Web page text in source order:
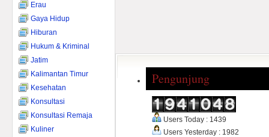
Erau
Gaya Hidup
Hiburan
Hukum & Kriminal
Jatim
Kalimantan Timur
Kesehatan
Konsultasi
Konsultasi Remaja
Kuliner
Pengunjung
Users Today : 1439
Users Yesterday : 1982